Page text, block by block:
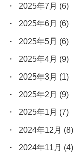
2025年7月 (6)
2025年6月 (6)
2025年5月 (6)
2025年4月 (9)
2025年3月 (1)
2025年2月 (9)
2025年1月 (7)
2024年12月 (8)
2024年11月 (4)